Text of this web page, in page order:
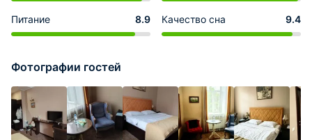
Питание 8.9 Качество сна 9.4
Фотографии гостей